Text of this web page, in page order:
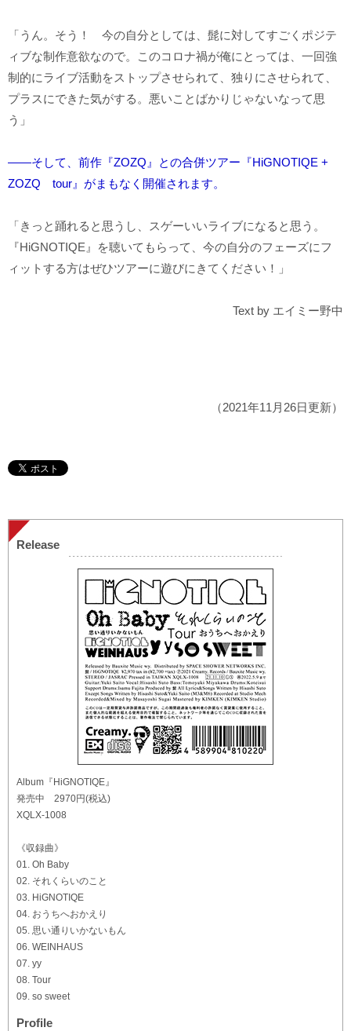
「うん。そう！ 今の自分としては、髭に対してすごくポジテ
ィブな制作意欲なので。このコロナ禍が俺にとっては、一回強
制的にライブ活動をストップさせられて、独りにさせられて、
プラスにできた気がする。悪いことばかりじゃないなって思
う」
――そして、前作『ZOZQ』との合併ツアー『HiGNOTIQE +
ZOZQ tour』がまもなく開催されます。
「きっと踊れると思うし、スゲーいいライブになると思う。
『HiGNOTIQE』を聴いてもらって、今の自分のフェーズにフ
ィットする方はぜひツアーに遊びにきてください！」
Text by エイミー野中
（2021年11月26日更新）
Release
Album『HiGNOTIQE』
発売中 2970円(税込)
XQLX-1008
《収録曲》
01. Oh Baby
02. それくらいのこと
03. HiGNOTIQE
04. おうちへおかえり
05. 思い通りいかないもん
06. WEINHAUS
07. yy
08. Tour
09. so sweet
Profile